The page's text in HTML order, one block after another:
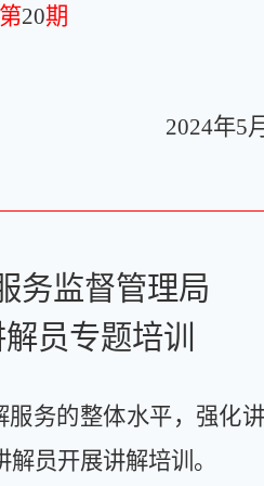
20期
2024年5
务监督管理局
员专题培训
服务的整体水平，强化
员开展讲解培训。